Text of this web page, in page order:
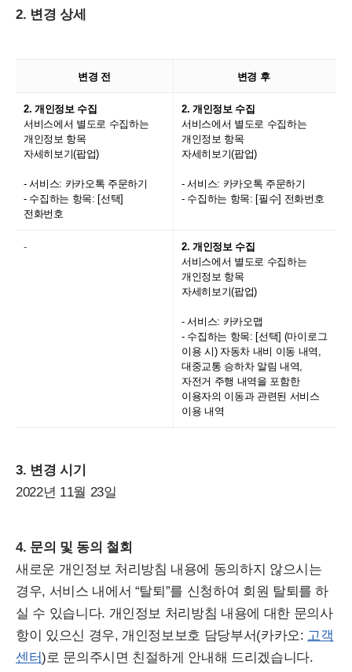
2. 변경 상세
변경 전 변경 후
2. 개인정보 수집
서비스에서 별도로 수집하는
개인정보 항목
자세히보기(팝업)
- 서비스: 카카오톡 주문하기
- 수집하는 항목: [선택]
전화번호
2. 개인정보 수집
서비스에서 별도로 수집하는
개인정보 항목
자세히보기(팝업)
- 서비스: 카카오톡 주문하기
- 수집하는 항목: [필수] 전화번호
-
2. 개인정보 수집
서비스에서 별도로 수집하는
개인정보 항목
자세히보기(팝업)
- 서비스: 카카오맵
- 수집하는 항목: [선택] (마이로그
이용 시) 자동차 내비 이동 내역,
대중교통 승하차 알림 내역,
자전거 주행 내역을 포함한
이용자의 이동과 관련된 서비스
이용 내역
3. 변경 시기
2022년 11월 23일
4. 문의 및 동의 철회
새로운 개인정보 처리방침 내용에 동의하지 않으시는
경우, 서비스 내에서 “탈퇴”를 신청하여 회원 탈퇴를 하
실 수 있습니다. 개인정보 처리방침 내용에 대한 문의사
항이 있으신 경우, 개인정보보호 담당부서(카카오: 고객
센터)로 문의주시면 친절하게 안내해 드리겠습니다.